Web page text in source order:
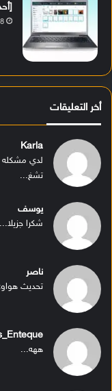
18
أخر التعليقات
Karla
لدي مشكله
تشغ...
يوسف
شكرا جزيلا...
ناصر
تحديث هواوي
ههه...